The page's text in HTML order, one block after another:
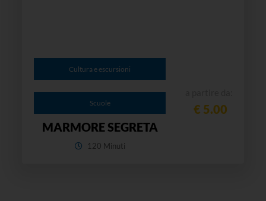
Cultura e escursioni
Scuole
MARMORE SEGRETA
120 Minuti
€ 5.00